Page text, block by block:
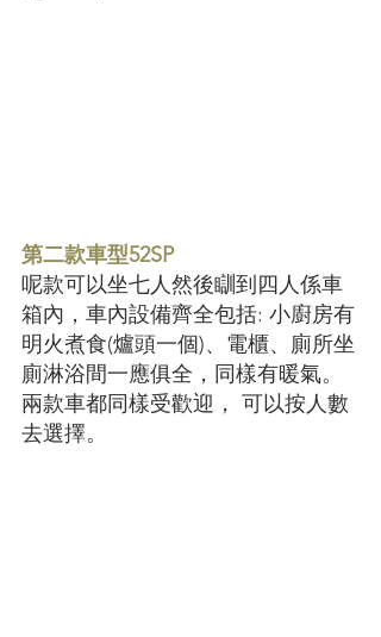
第二款車型52SP
呢款可以坐七人然後瞓到四人係車
箱內，車內設備齊全包括: 小廚房有
明火煮食(爐頭一個)、電櫃、廁所坐
廁淋浴間一應俱全，同樣有暖氣。
兩款車都同樣受歡迎， 可以按人數
去選擇。